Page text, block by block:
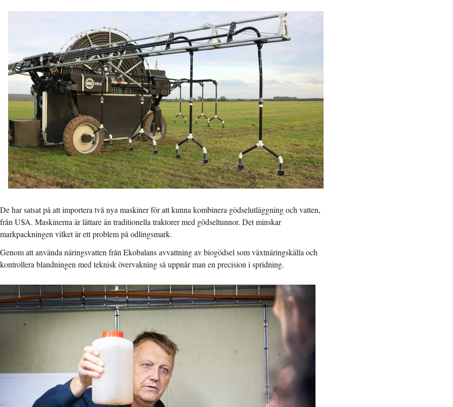
De har satsat på att importera två nya maskiner för att kunna kombinera gödselutläggning och vatten,
från USA. Maskinerna är lättare än traditionella traktorer med gödseltunnor. Det minskar
markpackningen vilket är ett problem på odlingsmark.
Genom att använda näringsvatten från Ekobalans avvattning av biogödsel som växtnäringskälla och
kontrollera blandningen med teknisk övervakning så uppnår man en precision i spridning.